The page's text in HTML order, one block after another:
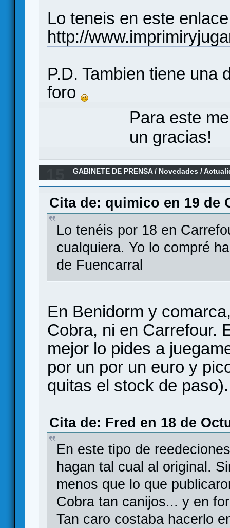
Lo teneis en este
http://
P.D. Tambien tiene una
foro
Para este
un gracias!
GABINETE DE PRENSA/ Novedades /
del Imperio Cobra ! (confirmado por Cefa)
Cita de: quimico en 19 de
Lo tenéis por 18 en
cualquiera. Yo lo compré
de Fuencarral
En Benidorm y
Cobra, ni en Carrefour.
mejor lo pides a
por un por un euro y
quitas el stock de paso).
Cita de: Fred en 18 de
En este tipo de
hagan tal cual al original.
menos que lo que
Cobra tan canijos... y en
Tan caro costaba hacerlo